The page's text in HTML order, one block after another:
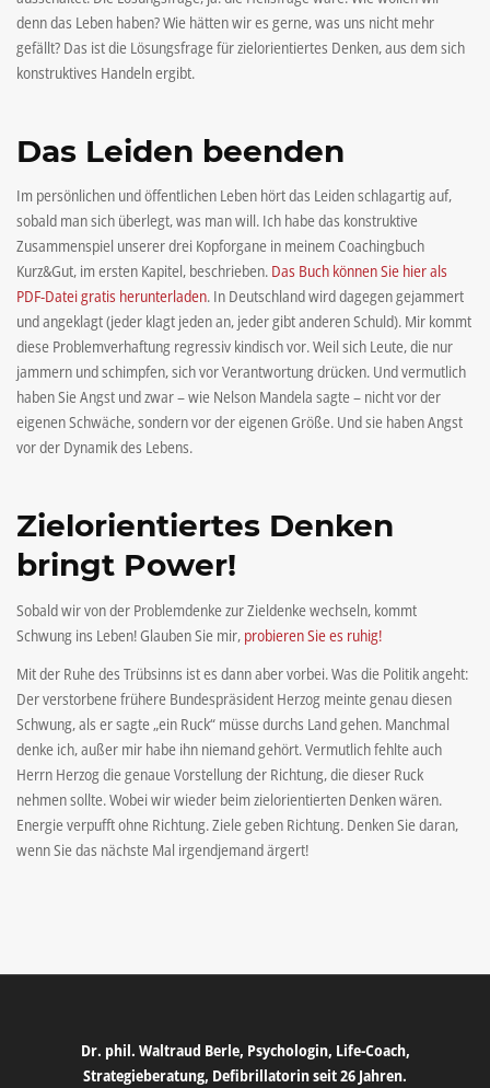
denn das Leben haben? Wie hätten wir es gerne, was uns nicht mehr
gefällt? Das ist die Lösungsfrage für zielorientiertes Denken, aus dem sich
konstruktives Handeln ergibt.
Das Leiden beenden
Im persönlichen und öffentlichen Leben hört das Leiden schlagartig auf,
sobald man sich überlegt, was man will. Ich habe das konstruktive
Zusammenspiel unserer drei Kopforgane in meinem Coachingbuch
Kurz&Gut, im ersten Kapitel, beschrieben. Das Buch können Sie hier als
PDF-Datei gratis herunterladen. In Deutschland wird dagegen gejammert
und angeklagt (jeder klagt jeden an, jeder gibt anderen Schuld). Mir kommt
diese Problemverhaftung regressiv kindisch vor. Weil sich Leute, die nur
jammern und schimpfen, sich vor Verantwortung drücken. Und vermutlich
haben Sie Angst und zwar – wie Nelson Mandela sagte – nicht vor der
eigenen Schwäche, sondern vor der eigenen Größe. Und sie haben Angst
vor der Dynamik des Lebens.
Zielorientiertes Denken
bringt Power!
Sobald wir von der Problemdenke zur Zieldenke wechseln, kommt
Schwung ins Leben! Glauben Sie mir, probieren Sie es ruhig!
Mit der Ruhe des Trübsinns ist es dann aber vorbei. Was die Politik angeht:
Der verstorbene frühere Bundespräsident Herzog meinte genau diesen
Schwung, als er sagte „ein Ruck“ müsse durchs Land gehen. Manchmal
denke ich, außer mir habe ihn niemand gehört. Vermutlich fehlte auch
Herrn Herzog die genaue Vorstellung der Richtung, die dieser Ruck
nehmen sollte. Wobei wir wieder beim zielorientierten Denken wären.
Energie verpufft ohne Richtung. Ziele geben Richtung. Denken Sie daran,
wenn Sie das nächste Mal irgendjemand ärgert!
Dr. phil. Waltraud Berle, Psychologin, Life-Coach,
Strategieberatung, Defibrillatorin seit 26 Jahren.